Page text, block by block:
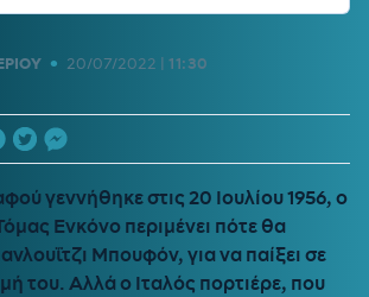
• 20/07/2022 | 11:30
γεννήθηκε στις 20 Ιουλίου 1956, ο
Ενκόνο περιμένει πότε θα
Μπουφόν, για να παίξει σε
του. Αλλά ο Ιταλός πορτιέρε, που